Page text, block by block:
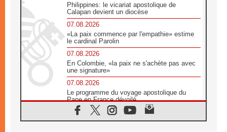
Philippines: le vicariat apostolique de
Calapan devient un diocèse
07.08.2026
«La paix commence par l'empathie» estime
le cardinal Parolin
07.08.2026
En Colombie, «la paix ne s'achète pas avec
une signature»
07.08.2026
Le programme du voyage apostolique du
Pape en France dévoilé
07.08.2026
1ère Conférence continentale sur l'éducation